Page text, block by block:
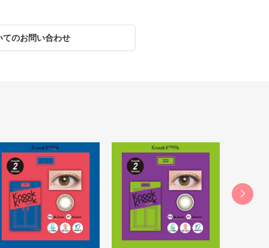
てのお問い合わせ